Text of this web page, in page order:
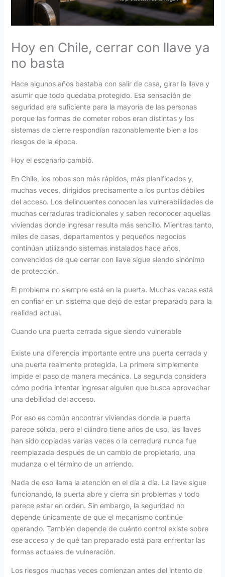
Hoy en Chile, cerrar con llave ya
no basta
Hace algunos años bastaba con salir de casa, girar la llave y
asumir que todo quedaba protegido. Esa sensación de
seguridad era suficiente para la mayoría de las personas
porque las formas de cometer robos eran distintas y los
sistemas de cierre respondían razonablemente bien a los
riesgos de la época.
Hoy el escenario cambió.
En Chile, los robos son más rápidos, más planificados y,
muchas veces, dirigidos precisamente a los puntos débiles
del acceso. Los delincuentes conocen las vulnerabilidades de
muchas cerraduras tradicionales y saben reconocer aquellas
viviendas donde ingresar resulta más sencillo. Mientras tanto,
miles de casas, departamentos y pequeños negocios
continúan utilizando sistemas instalados hace años,
convencidos de que cerrar con llave sigue siendo sinónimo
de protección.
El problema no siempre está en la puerta. Muchas veces está
en confiar en un sistema que dejó de estar preparado para la
realidad actual.
Cuando una puerta cerrada sigue siendo vulnerable
Existe una diferencia importante entre una puerta cerrada y
una puerta realmente protegida. La primera simplemente
impide el paso de manera mecánica. La segunda considera
cómo podría intentar ingresar alguien que busca aprovechar
una debilidad del acceso.
Por eso es común encontrar viviendas donde la puerta
parece sólida, pero el cilindro tiene años de uso, las llaves
han sido copiadas varias veces o la cerradura nunca fue
reemplazada después de un cambio de propietario, una
mudanza o el término de un arriendo.
Nada de eso llama la atención en el día a día. La llave sigue
funcionando, la puerta abre y cierra sin problemas y todo
parece estar en orden. Sin embargo, la seguridad no
depende únicamente de que el mecanismo continúe
operando. También depende de cuánto control existe sobre
ese acceso y de qué tan preparado está para enfrentar las
formas actuales de vulneración.
Los riesgos muchas veces comienzan antes del intento de